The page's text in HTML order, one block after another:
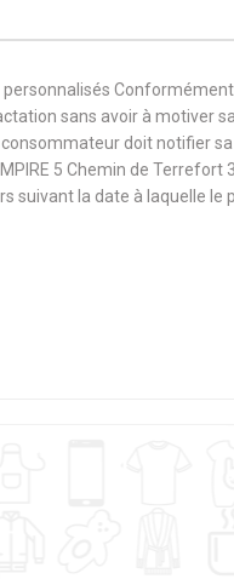
sans avoir à motiver
doit notifier
5 Chemin de
suivant la date à laquelle